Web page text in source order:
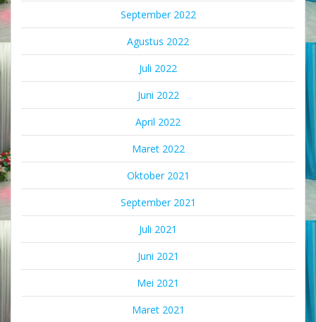
September 2022
Agustus 2022
Juli 2022
Juni 2022
April 2022
Maret 2022
Oktober 2021
September 2021
Juli 2021
Juni 2021
Mei 2021
Maret 2021